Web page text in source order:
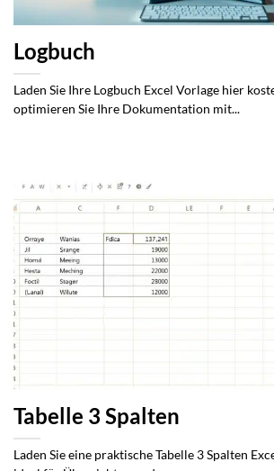
Logbuch
Laden Sie Ihre Logbuch Excel Vorlage hier
optimieren Sie Ihre Dokumentation mit...
Tabelle 3 Spalten
Laden Sie eine praktische Tabelle 3 Spalten